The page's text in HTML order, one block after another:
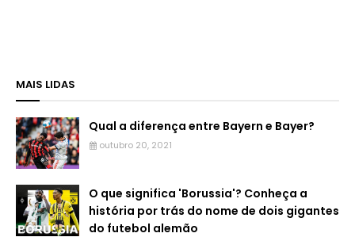
MAIS LIDAS
Qual a diferença entre Bayern e Bayer?
outubro 20, 2021
O que significa 'Borussia'? Conheça a
história por trás do nome de dois gigantes
do futebol alemão